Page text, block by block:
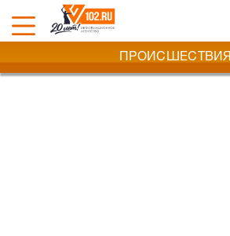
ПРОИСШЕСТВИЯ